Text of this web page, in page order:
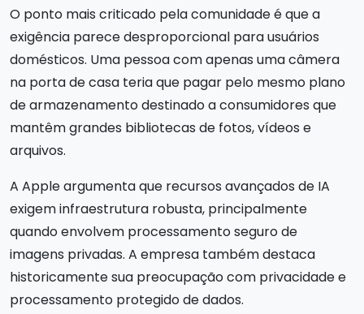
O ponto mais criticado pela comunidade é que a
exigência parece desproporcional para usuários
domésticos. Uma pessoa com apenas uma câmera
na porta de casa teria que pagar pelo mesmo plano
de armazenamento destinado a consumidores que
mantêm grandes bibliotecas de fotos, vídeos e
arquivos.
A Apple argumenta que recursos avançados de IA
exigem infraestrutura robusta, principalmente
quando envolvem processamento seguro de
imagens privadas. A empresa também destaca
historicamente sua preocupação com privacidade e
processamento protegido de dados.